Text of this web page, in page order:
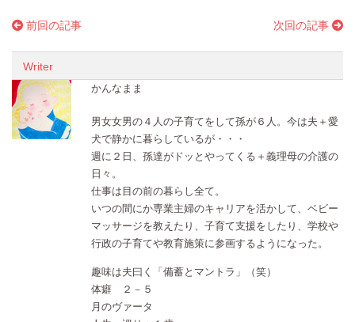
前回の記事 次回の記事
Writer
かんなまま
男女女男の４人の子育てをして孫が６人。今は夫＋愛
犬で静かに暮らしているが・・・
週に２日、孫達がドッとやってくる＋義理母の介護の
日々。
仕事は目の前の暮らし全て。
いつの間にか専業主婦のキャリアを活かして、ベビー
マッサージを教えたり、子育て支援をしたり、学校や
行政の子育てや教育施策に参画するようになった。
趣味は夫曰く「備蓄とマントラ」（笑）
体癖 ２－５
月のヴァータ